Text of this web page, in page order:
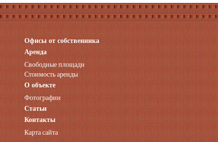
Офисы от собственника
Аренда нежилых помещений
Аренда помещений от собственника
Аренда конференц-зала СПб
Офисы у метро
Офисы в Адмиралтейском районе
Помещения с отдельным входом
Небольшие офисы
Аренда офиса около метро
Снять помещение у метро
Аренда помещений у метро
Аренда помещений район Адмиралтейский
Аренда
Свободные площади
Стоимость аренды
О объекте
Фотографии
Статьи
Контакты
Карта сайта